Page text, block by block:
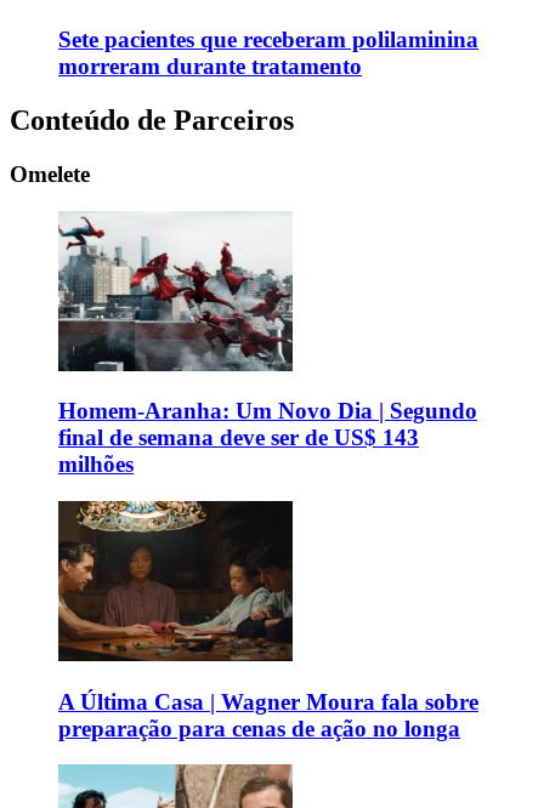
Sete pacientes que receberam polilaminina
morreram durante tratamento
Conteúdo de Parceiros
Omelete
Homem-Aranha: Um Novo Dia | Segundo
final de semana deve ser de US$ 143
milhões
A Última Casa | Wagner Moura fala sobre
preparação para cenas de ação no longa